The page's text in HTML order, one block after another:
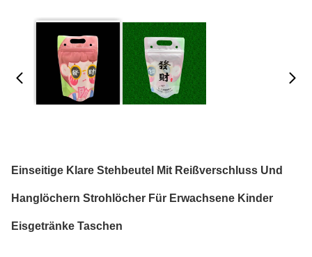
Einseitige Klare Stehbeutel Mit Reißverschluss Und
Hanglöchern Strohlöcher Für Erwachsene Kinder
Eisgetränke Taschen